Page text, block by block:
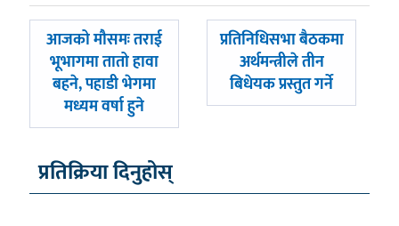
पछिल्लाे
आजको मौसमः तराई
भूभागमा तातो हावा
बहने, पहाडी भेगमा
मध्यम वर्षा हुने
अघिल्लाे
प्रतिनिधिसभा बैठकमा
अर्थमन्त्रीले तीन
बिधेयक प्रस्तुत गर्ने
प्रतिक्रिया दिनुहोस्